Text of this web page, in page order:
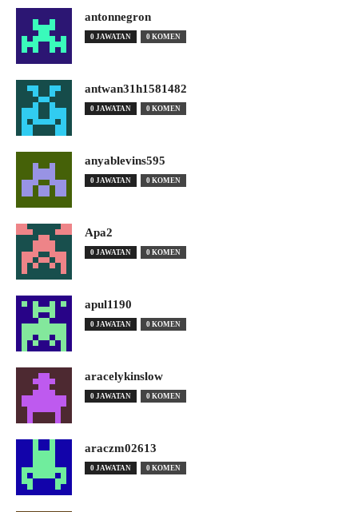
antonnegron
0 JAWATAN 0 KOMEN
antwan31h1581482
0 JAWATAN 0 KOMEN
anyablevins595
0 JAWATAN 0 KOMEN
Apa2
0 JAWATAN 0 KOMEN
apul1190
0 JAWATAN 0 KOMEN
aracelykinslow
0 JAWATAN 0 KOMEN
araczm02613
0 JAWATAN 0 KOMEN